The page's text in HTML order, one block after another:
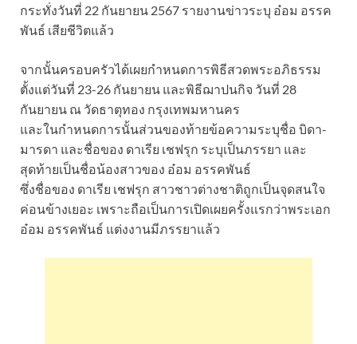
กระทั่งวันที่ 22 กันยายน 2567 รายงานข่าวระบุ อ๋อม อรรค
พันธ์ เสียชีวิตแล้ว
จากนั้นครอบครัวได้เผยกำหนดการพิธีสวดพระอภิธรรม
ตั้งแต่วันที่ 23-26 กันยายน และพิธีฌาปนกิจ วันที่ 28
กันยายน ณ วัดธาตุทอง กรุงเทพมหานคร
และในกำหนดการนั้นส่วนของท้ายข้อความระบุชื่อ บิดา-
มารดา และชื่อของ ดาเรีย เชฟรุก ระบุเป็นภรรยา และ
สุดท้ายเป็นชื่อน้องสาวของ อ๋อม อรรคพันธ์
ซึ่งชื่อของ ดาเรีย เชฟรุก สาวชาวต่างชาติถูกเป็นจุดสนใจ
ค่อนข้างเยอะ เพราะถือเป็นการเปิดเผยครั้งแรกว่าพระเอก
อ๋อม อรรคพันธ์ แต่งงานมีภรรยาแล้ว